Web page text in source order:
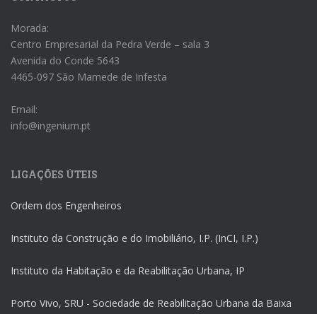
Morada:
Centro Empresarial da Pedra Verde – sala 3
Avenida do Conde 5643
4465-097 São Mamede de Infesta
Email:
info@ingenium.pt
LIGAÇÕES ÚTEIS
Ordem dos Engenheiros
Instituto da Construção e do Imobiliário, I.P. (InCI, I.P.)
Instituto da Habitação e da Reabilitação Urbana, IP
Porto Vivo, SRU - Sociedade de Reabilitação Urbana da Baixa